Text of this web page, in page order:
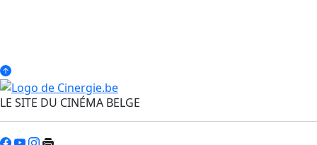
LE SITE DU CINÉMA BELGE